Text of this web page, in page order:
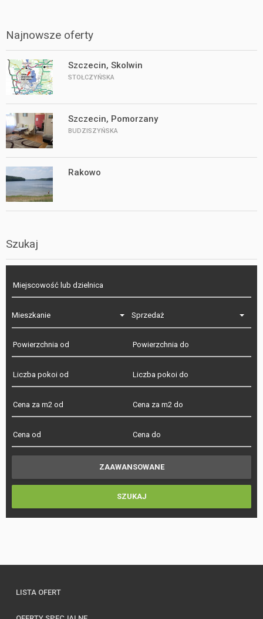
Najnowsze oferty
Szczecin, Skolwin
STOŁCZYŃSKA
Szczecin, Pomorzany
BUDZISZYŃSKA
Rakowo
Szukaj
Mieszkanie Sprzedaż
LISTA OFERT